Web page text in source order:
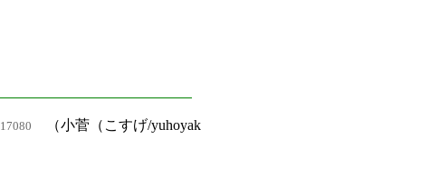
17080
（小菅（こすげ/yuhoyak